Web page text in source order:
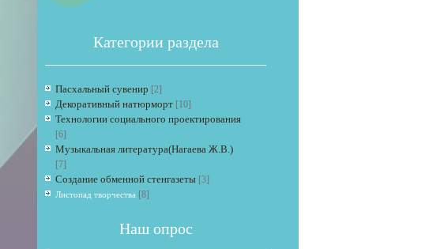
Категории раздела
Пасхальный сувенир [2]
Декоративный натюрморт [10]
Технологии социального проектирования
[6]
Музыкальная литература(Нагаева Ж.В.)
[7]
Создание обменной стенгазеты [3]
Листопад творчества [8]
Наш опрос